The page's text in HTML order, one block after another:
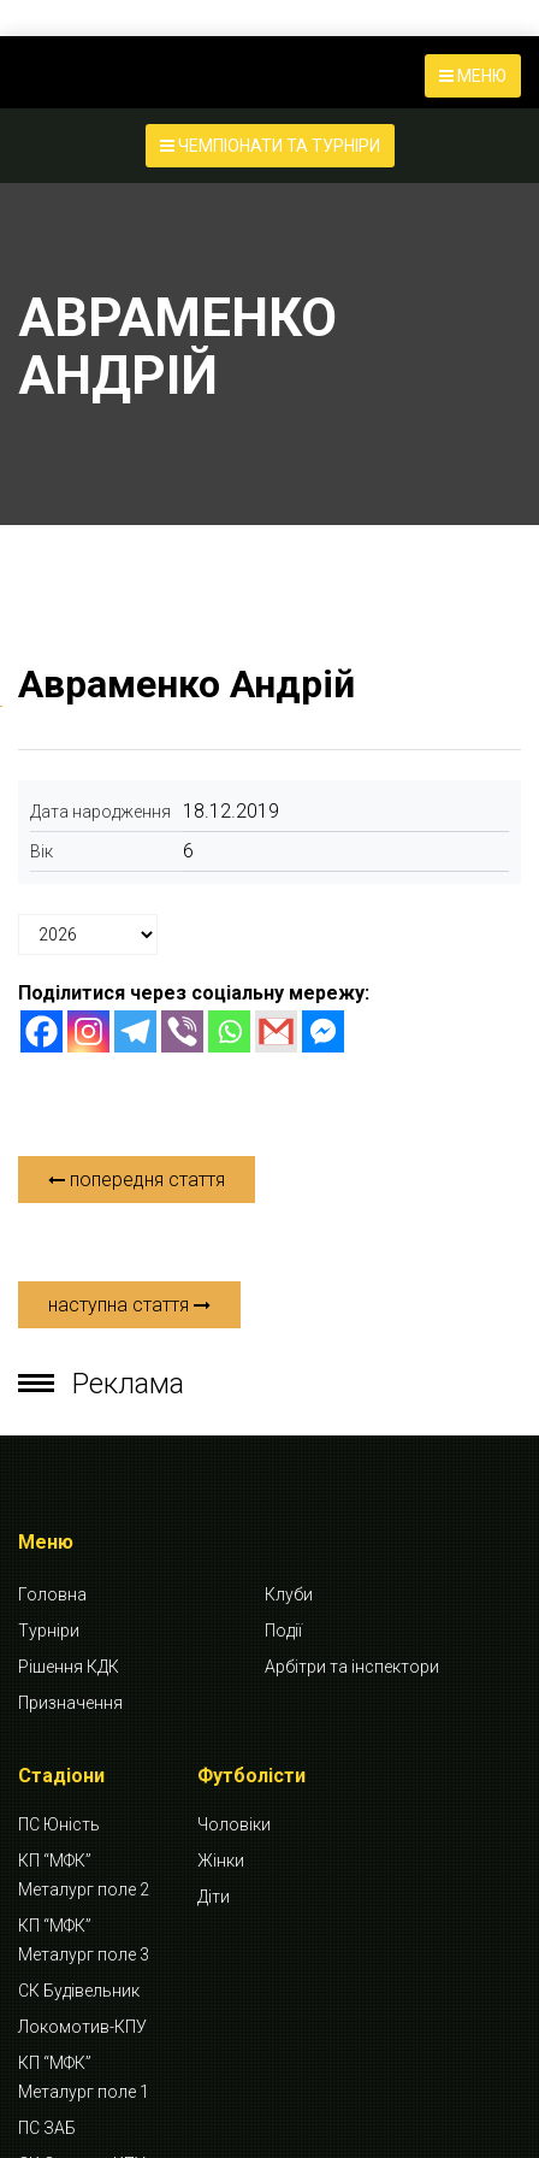
МЕНЮ
ЧЕМПІОНАТИ ТА ТУРНІРИ
АВРАМЕНКО
АНДРІЙ
Авраменко Андрій
Дата народження 18.12.2019
Вік 6
Поділитися через соціальну мережу:
попередня стаття
наступна стаття
Реклама
Меню
Головна
Клуби
Турніри
Події
Рішення КДК
Арбітри та інспектори
Призначення
Стадіони
ПС Юність
КП “МФК”
Металург поле 2
КП “МФК”
Металург поле 3
СК Будівельник
Локомотив-КПУ
КП “МФК”
Металург поле 1
ПС ЗАБ
Футболісти
Чоловіки
Жінки
Діти